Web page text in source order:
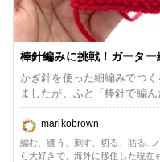
棒針編みに挑戦！ガータ
かぎ針を使った細編みでつ
ましたが、ふと「棒針で編
たところ、弾力といい、絞
お皿洗いに大変使いやすく
りのお掃除にも便利なクリーニ
ガーター編みのご紹介です。
marikobrown
編む、縫う、刺す、切る、貼る…
ら大好きで、海外に移住した現在